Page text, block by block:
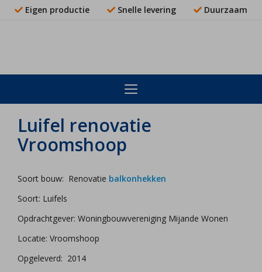
Eigen productie Snelle levering Duurzaam
Luifel renovatie
Vroomshoop
Soort bouw: Renovatie balkonhekken
Soort: Luifels
Opdrachtgever: Woningbouwvereniging Mijande Wonen
Locatie: Vroomshoop
Opgeleverd: 2014